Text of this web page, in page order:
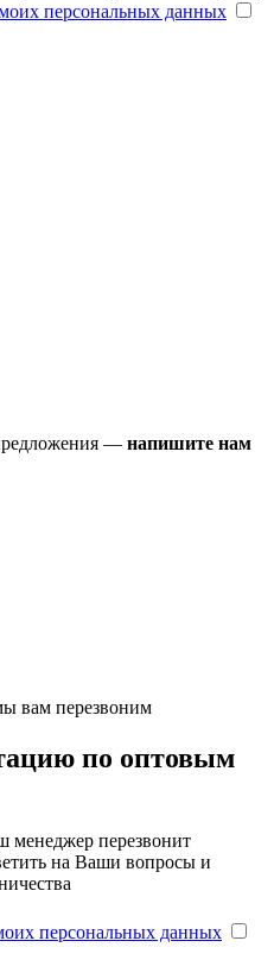
персональных данных
— напишите нам
вам перезвоним
по оптовым
менеджер перезвонит
на Ваши вопросы и
персональных данных